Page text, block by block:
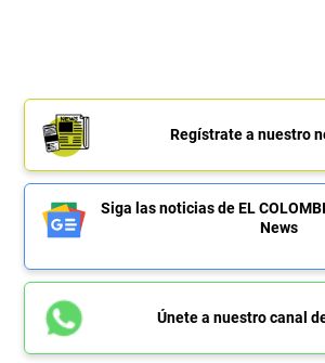
Regístrate a nuestro
Siga las noticias de EL
News
Únete a nuestro canal